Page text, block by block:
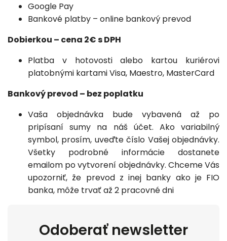
Google Pay
Bankové platby – online bankový prevod
Dobierkou – cena 2€ s DPH
Platba v hotovosti alebo kartou kuriérovi
platobnými kartami Visa, Maestro, MasterCard
Bankový prevod – bez poplatku
Vaša objednávka bude vybavená až po
pripísaní sumy na náš účet. Ako variabilný
symbol, prosím, uveďte číslo Vašej objednávky.
Všetky podrobné informácie dostanete
emailom po vytvorení objednávky. Chceme Vás
upozorniť, že prevod z inej banky ako je FIO
banka, môže trvať až 2 pracovné dni
Odoberať newsletter